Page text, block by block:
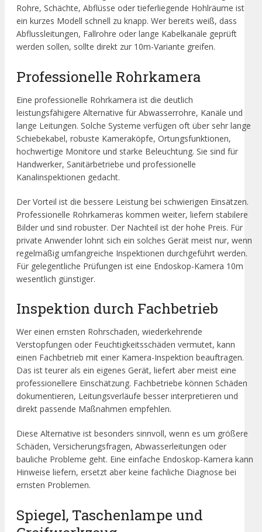
Rohre, Schächte, Abflüsse oder tieferliegende Hohlräume ist
ein kurzes Modell schnell zu knapp. Wer bereits weiß, dass
Abflussleitungen, Fallrohre oder lange Kabelkanäle geprüft
werden sollen, sollte direkt zur 10m-Variante greifen.
Professionelle Rohrkamera
Eine professionelle Rohrkamera ist die deutlich
leistungsfähigere Alternative für Abwasserrohre, Kanäle und
lange Leitungen. Solche Systeme verfügen oft über sehr lange
Schiebekabel, robuste Kameraköpfe, Ortungsfunktionen,
hochwertige Monitore und starke Beleuchtung. Sie sind für
Handwerker, Sanitärbetriebe und professionelle
Kanalinspektionen gedacht.
Der Vorteil ist die bessere Leistung bei schwierigen Einsätzen.
Professionelle Rohrkameras kommen weiter, liefern stabilere
Bilder und sind robuster. Der Nachteil ist der hohe Preis. Für
private Anwender lohnt sich ein solches Gerät meist nur, wenn
regelmäßig umfangreiche Inspektionen durchgeführt werden.
Für gelegentliche Prüfungen ist eine Endoskop-Kamera 10m
wesentlich günstiger.
Inspektion durch Fachbetrieb
Wer einen ernsten Rohrschaden, wiederkehrende
Verstopfungen oder Feuchtigkeitsschäden vermutet, kann
einen Fachbetrieb mit einer Kamera-Inspektion beauftragen.
Das ist teurer als ein eigenes Gerät, liefert aber meist eine
professionellere Einschätzung. Fachbetriebe können Schäden
dokumentieren, Leitungsverläufe besser interpretieren und
direkt passende Maßnahmen empfehlen.
Diese Alternative ist besonders sinnvoll, wenn es um größere
Schäden, Versicherungsfragen, Abwasserleitungen oder
bauliche Probleme geht. Eine einfache Endoskop-Kamera kann
Hinweise liefern, ersetzt aber keine fachliche Diagnose bei
ernsten Problemen.
Spiegel, Taschenlampe und